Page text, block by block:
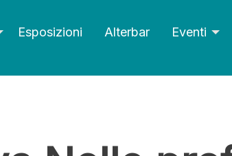
Esposizioni Alterbar Eventi